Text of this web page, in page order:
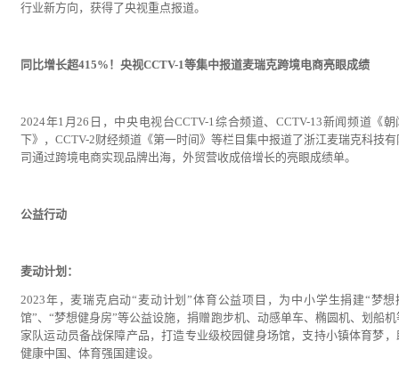
行业新方向，获得了央视重点报道。
同比增长超415%！央视CCTV-1等集中报道麦瑞克跨境电商亮眼成绩
2024年1月26日，中央电视台CCTV-1综合频道、CCTV-13新闻频道《朝
下》，CCTV-2财经频道《第一时间》等栏目集中报道了浙江麦瑞克科技有
司通过跨境电商实现品牌出海，外贸营收成倍增长的亮眼成绩单。
公益行动
麦动计划：
2023年，麦瑞克启动“麦动计划”体育公益项目，为中小学生捐建“梦想
馆”、“梦想健身房”等公益设施，捐赠跑步机、动感单车、椭圆机、划船机
家队运动员备战保障产品，打造专业级校园健身场馆，支持小镇体育梦，
健康中国、体育强国建设。